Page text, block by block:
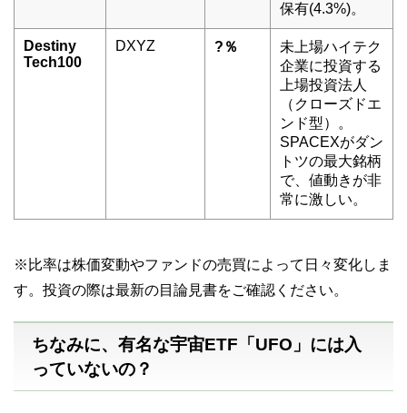
保有(4.3%)。
Destiny
Tech100
DXYZ ?％
未上場ハイテク
企業に投資する
上場投資法人
（クローズドエ
ンド型）。
SPACEXがダン
トツの最大銘柄
で、値動きが非
常に激しい。
※比率は株価変動やファンドの売買によって日々変化しま
す。投資の際は最新の目論見書をご確認ください。
ちなみに、有名な宇宙ETF「UFO」には入
っていないの？